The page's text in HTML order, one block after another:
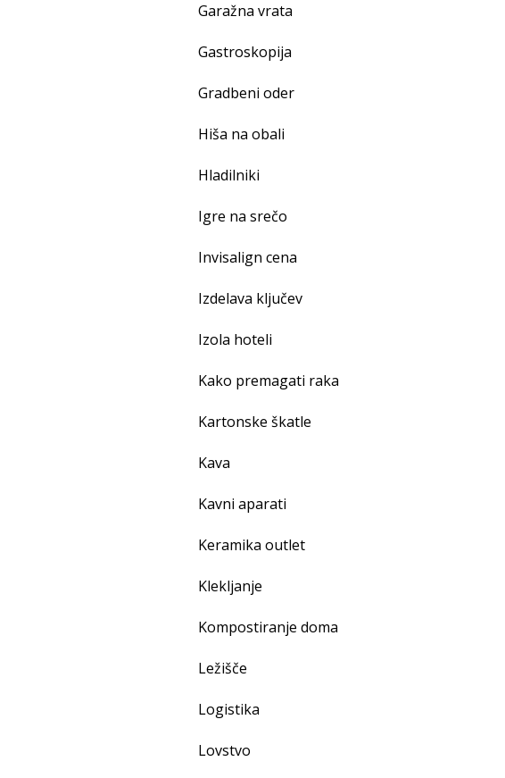
Garažna vrata
Gastroskopija
Gradbeni oder
Hiša na obali
Hladilniki
Igre na srečo
Invisalign cena
Izdelava ključev
Izola hoteli
Kako premagati raka
Kartonske škatle
Kava
Kavni aparati
Keramika outlet
Klekljanje
Kompostiranje doma
Ležišče
Logistika
Lovstvo